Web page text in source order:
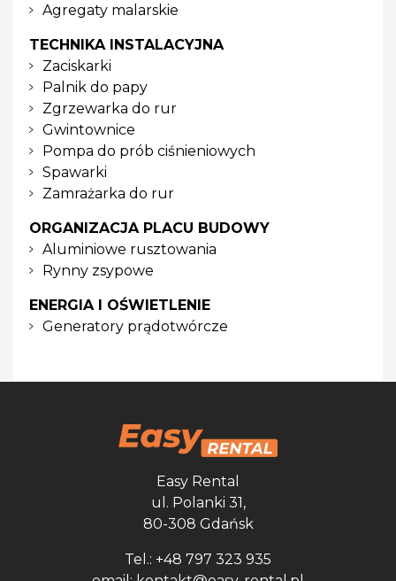
Agregaty malarskie
TECHNIKA INSTALACYJNA
Zaciskarki
Palnik do papy
Zgrzewarka do rur
Gwintownice
Pompa do prób ciśnieniowych
Spawarki
Zamrażarka do rur
ORGANIZACJA PLACU BUDOWY
Aluminiowe rusztowania
Rynny zsypowe
ENERGIA I OŚWIETLENIE
Generatory prądotwórcze
Easy Rental
ul. Polanki 31,
80-308 Gdańsk
Tel.: +48 797 323 935